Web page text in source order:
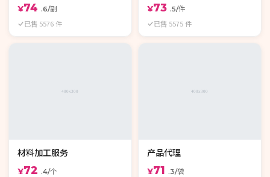
¥74 .6/副
已售 5576 件
¥73 .5/件
已售 5575 件
材料加工服务
¥72 .4/个
产品代理
¥71 .3/袋